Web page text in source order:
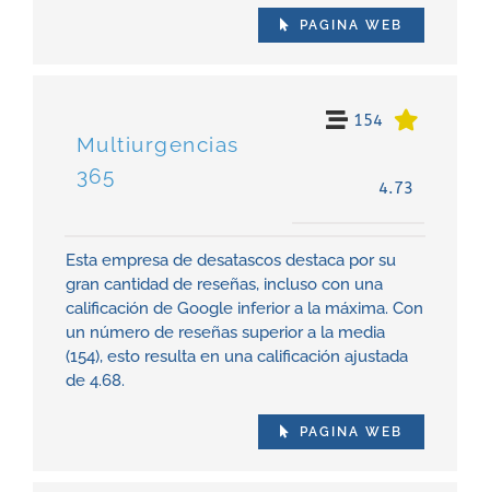
PAGINA WEB
Multiurgencias
365
154
4.73
Esta empresa de desatascos destaca por su
gran cantidad de reseñas, incluso con una
calificación de Google inferior a la máxima. Con
un número de reseñas superior a la media
(154), esto resulta en una calificación ajustada
de 4.68.
PAGINA WEB